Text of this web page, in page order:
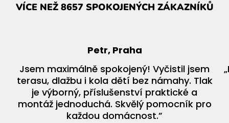
VÍCE NEŽ 8657 SPOKOJENÝCH ZÁKAZNÍKŮ
Petr, Praha
Jsem maximálně spokojený! Vyčistil jsem
terasu, dlažbu i kola dětí bez námahy. Tlak
je výborný, příslušenství praktické a
montáž jednoduchá. Skvělý pomocník pro
každou domácnost.”